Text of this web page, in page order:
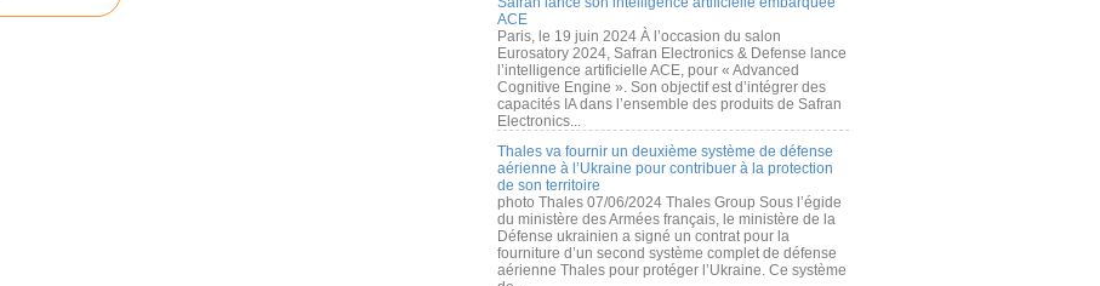
ACE
Paris, le 19 juin 2024 À l’occasion du salon
Eurosatory 2024, Safran Electronics & Defense lance
l’intelligence artificielle ACE, pour « Advanced
Cognitive Engine ». Son objectif est d’intégrer des
capacités IA dans l’ensemble des produits de Safran
Electronics...
Thales va fournir un deuxième système de défense
aérienne à l’Ukraine pour contribuer à la protection
de son territoire
photo Thales 07/06/2024 Thales Group Sous l’égide
du ministère des Armées français, le ministère de la
Défense ukrainien a signé un contrat pour la
fourniture d’un second système complet de défense
aérienne Thales pour protéger l’Ukraine. Ce système